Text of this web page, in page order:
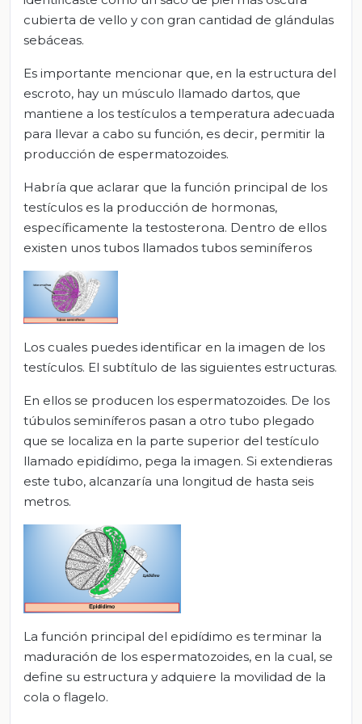
cubierta de vello y con gran cantidad de glándulas
sebáceas.
Es importante mencionar que, en la estructura del
escroto, hay un músculo llamado dartos, que
mantiene a los testículos a temperatura adecuada
para llevar a cabo su función, es decir, permitir la
producción de espermatozoides.
Habría que aclarar que la función principal de los
testículos es la producción de hormonas,
específicamente la testosterona. Dentro de ellos
existen unos tubos llamados tubos seminíferos
Los cuales puedes identificar en la imagen de los
testículos. El subtítulo de las siguientes estructuras.
En ellos se producen los espermatozoides. De los
túbulos seminíferos pasan a otro tubo plegado
que se localiza en la parte superior del testículo
llamado epidídimo, pega la imagen. Si extendieras
este tubo, alcanzaría una longitud de hasta seis
metros.
La función principal del epidídimo es terminar la
maduración de los espermatozoides, en la cual, se
define su estructura y adquiere la movilidad de la
cola o flagelo.